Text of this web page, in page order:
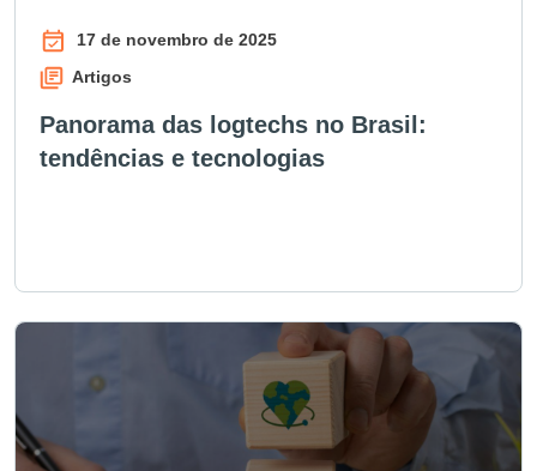
17 de novembro de 2025
Artigos
Panorama das logtechs no Brasil:
tendências e tecnologias